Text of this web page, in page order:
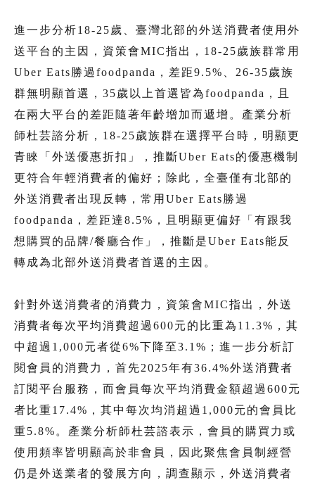
進一步分析18-25歲、臺灣北部的外送消費者使用外
送平台的主因，資策會MIC指出，18-25歲族群常用
Uber Eats勝過foodpanda，差距9.5%、26-35歲族
群無明顯首選，35歲以上首選皆為foodpanda，且
在兩大平台的差距隨著年齡增加而遞增。產業分析
師杜芸諮分析，18-25歲族群在選擇平台時，明顯更
青睞「外送優惠折扣」，推斷Uber Eats的優惠機制
更符合年輕消費者的偏好；除此，全臺僅有北部的
外送消費者出現反轉，常用Uber Eats勝過
foodpanda，差距達8.5%，且明顯更偏好「有跟我
想購買的品牌/餐廳合作」，推斷是Uber Eats能反
轉成為北部外送消費者首選的主因。
針對外送消費者的消費力，資策會MIC指出，外送
消費者每次平均消費超過600元的比重為11.3%，其
中超過1,000元者從6%下降至3.1%；進一步分析訂
閱會員的消費力，首先2025年有36.4%外送消費者
訂閱平台服務，而會員每次平均消費金額超過600元
者比重17.4%，其中每次均消超過1,000元的會員比
重5.8%。產業分析師杜芸諮表示，會員的購買力或
使用頻率皆明顯高於非會員，因此聚焦會員制經營
仍是外送業者的發展方向，調查顯示，外送消費者